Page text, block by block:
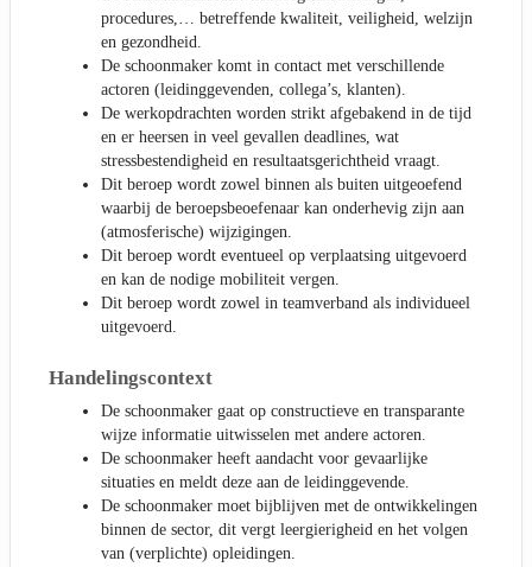
procedures,… betreffende kwaliteit, veiligheid, welzijn
en gezondheid.
De schoonmaker komt in contact met verschillende
actoren (leidinggevenden, collega’s, klanten).
De werkopdrachten worden strikt afgebakend in de tijd
en er heersen in veel gevallen deadlines, wat
stressbestendigheid en resultaatsgerichtheid vraagt.
Dit beroep wordt zowel binnen als buiten uitgeoefend
waarbij de beroepsbeoefenaar kan onderhevig zijn aan
(atmosferische) wijzigingen.
Dit beroep wordt eventueel op verplaatsing uitgevoerd
en kan de nodige mobiliteit vergen.
Dit beroep wordt zowel in teamverband als individueel
uitgevoerd.
Handelingscontext
De schoonmaker gaat op constructieve en transparante
wijze informatie uitwisselen met andere actoren.
De schoonmaker heeft aandacht voor gevaarlijke
situaties en meldt deze aan de leidinggevende.
De schoonmaker moet bijblijven met de ontwikkelingen
binnen de sector, dit vergt leergierigheid en het volgen
van (verplichte) opleidingen.